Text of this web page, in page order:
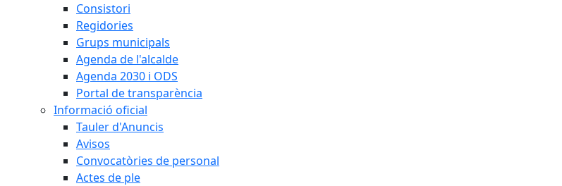
Consistori
Regidories
Grups municipals
Agenda de l'alcalde
Agenda 2030 i ODS
Portal de transparència
Informació oficial
Tauler d'Anuncis
Avisos
Convocatòries de personal
Actes de ple